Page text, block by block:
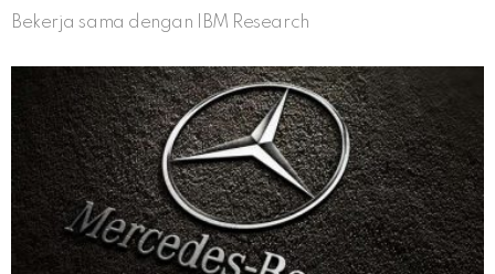
Bekerja sama dengan IBM Research